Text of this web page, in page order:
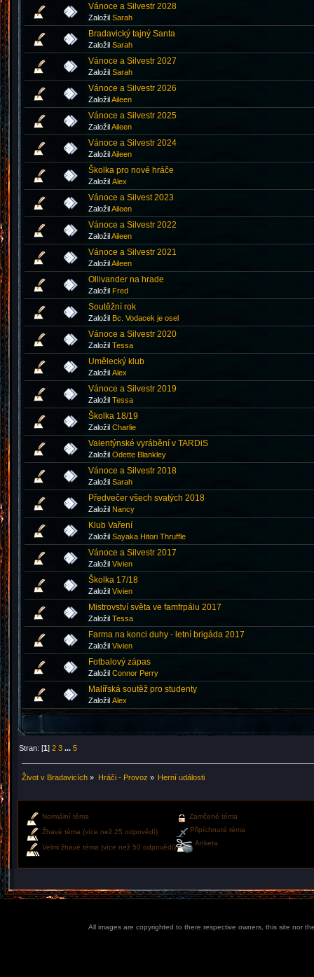
Vánoce a Silvestr 2028
Založil Sarah
Bradavický tajný Santa
Založil Sarah
Vánoce a Silvestr 2027
Založil Sarah
Vánoce a Silvestr 2026
ZaložilAileen
Vánoce a Silvestr 2025
ZaložilAileen
Vánoce a Silvestr 2024
ZaložilAileen
Školka pro nové hráče
Založil Аlex
Vánoce a Silvest 2023
ZaložilAileen
Vánoce a Silvestr 2022
ZaložilAileen
Vánoce a Silvestr 2021
ZaložilAileen
Ollivander na hrade
Založil Fred
Soutěžní rok
Založil Bc. Vodacek je osel
Vánoce a Silvestr 2020
Založil Tessa
Umělecký klub
Založil Аlex
Vánoce a Silvestr 2019
Založil Tessa
Školka 18/19
Založil Charlie
Valentýnské vyrábění v TARDiS
Založil Odette Blankley
Vánoce a Silvestr 2018
Založil Sarah
Předvečer všech svatých 2018
Založil Nancy
Klub Vaření
Založil Sayaka Hitori Thruffle
Vánoce a Silvestr 2017
Založil Vivien
Školka 17/18
Založil Vivien
Mistrovství světa ve famfrpálu 2017
Založil Tessa
Farma na konci duhy - letní brigáda 2017
Založil Vivien
Fotbalový zápas
Založil Connor Perry
Malířská soutěž pro studenty
Založil Аlex
Stran: [1]2 3 ...5
Život v Bradavicích » Hráči - Provoz » Herní události
Normální téma
Žhavé téma (více než 25 odpovědí)
Velmi žhavé téma (více než 50 odpovědí)
Zamčené téma
Připíchnuté téma
Anketa
All images are copyrighted to there respective owners, this site nor